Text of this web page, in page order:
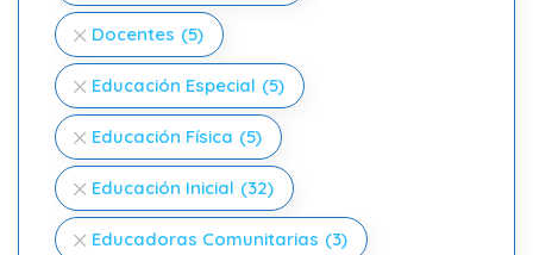
Docentes (5)
Educación Especial (5)
Educación Física (5)
Educación Inicial (32)
Educadoras Comunitarias (3)